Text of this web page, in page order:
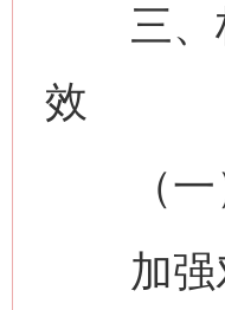
三、构
效
（一）
加强对